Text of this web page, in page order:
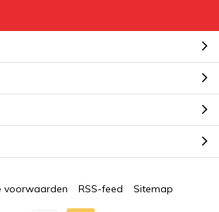
voorwaarden RSS-feed Sitemap